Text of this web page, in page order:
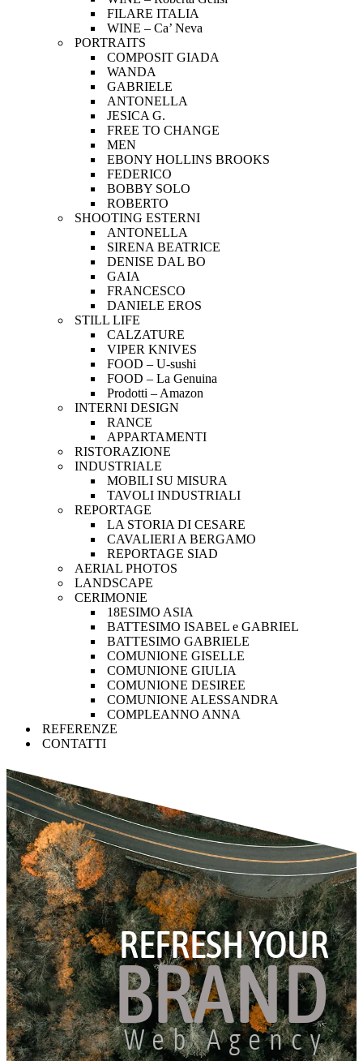
FILARE ITALIA
WINE – Ca’ Neva
PORTRAITS
COMPOSIT GIADA
WANDA
GABRIELE
ANTONELLA
JESICA G.
FREE TO CHANGE
MEN
EBONY HOLLINS BROOKS
FEDERICO
BOBBY SOLO
ROBERTO
SHOOTING ESTERNI
ANTONELLA
SIRENA BEATRICE
DENISE DAL BO
GAIA
FRANCESCO
DANIELE EROS
STILL LIFE
CALZATURE
VIPER KNIVES
FOOD – U-sushi
FOOD – La Genuina
Prodotti – Amazon
INTERNI DESIGN
RANCE
APPARTAMENTI
RISTORAZIONE
INDUSTRIALE
MOBILI SU MISURA
TAVOLI INDUSTRIALI
REPORTAGE
LA STORIA DI CESARE
CAVALIERI A BERGAMO
REPORTAGE SIAD
AERIAL PHOTOS
LANDSCAPE
CERIMONIE
18ESIMO ASIA
BATTESIMO ISABEL e GABRIEL
BATTESIMO GABRIELE
COMUNIONE GISELLE
COMUNIONE GIULIA
COMUNIONE DESIREE
COMUNIONE ALESSANDRA
COMPLEANNO ANNA
REFERENZE
CONTATTI
REFRESH YOUR
BRAND
Web Agency